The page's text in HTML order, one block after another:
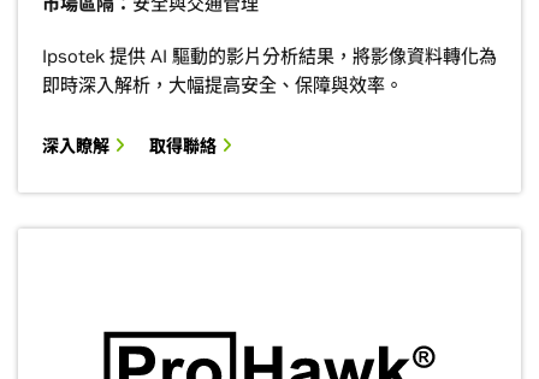
Ipsotek 提供 AI 驅動的影片分析結果，將影像資料轉化為
即時深入解析，大幅提高安全、保障與效率。
深入瞭解 取得聯絡